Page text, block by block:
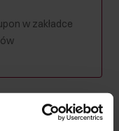
w zakładce